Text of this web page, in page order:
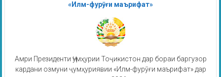
«Илм-фурӯғи маърифат»
Амри Президенти Ҷумҳурии Тоҷикистон дар бораи баргузор
кардани озмуни ҷумҳуриявии «Илм-фурӯғи маърифат» дар